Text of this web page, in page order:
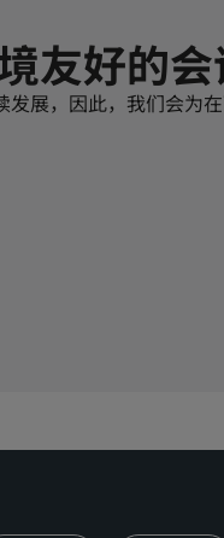
友好的会
发展，因此，我们会为